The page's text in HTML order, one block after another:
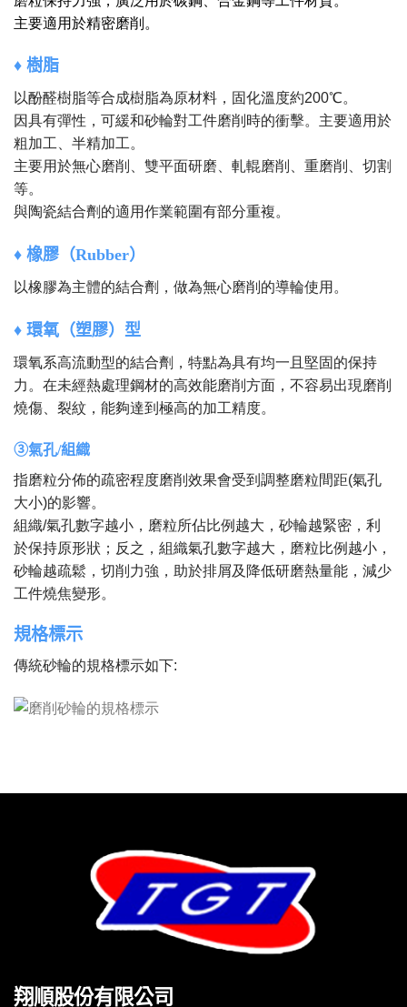
主要適用於精密磨削。
♦ 樹脂
以酚醛樹脂等合成樹脂為原材料，固化溫度約200℃。
因具有彈性，可緩和砂輪對工件磨削時的衝擊。主要適用於
粗加工、半精加工。
主要用於無心磨削、雙平面研磨、軋輥磨削、重磨削、切割
等。
與陶瓷結合劑的適用作業範圍有部分重複。
♦ 橡膠（Rubber）
以橡膠為主體的結合劑，做為無心磨削的導輪使用。
♦ 環氧（塑膠）型
環氧系高流動型的結合劑，特點為具有均一且堅固的保持
力。 在未經熱處理鋼材的高效能磨削方面，不容易出現磨削
燒傷、裂紋，能夠達到極高的加工精度。
③氣孔/組織
指磨粒分佈的疏密程度磨削效果會受到調整磨粒間距(氣孔
大小)的影響。
組織/氣孔數字越小，磨粒所佔比例越大，砂輪越緊密，利
於保持原形狀；反之，組織氣孔數字越大，磨粒比例越小，
砂輪越疏鬆，切削力強，助於排屑及降低研磨熱量能，減少
工件燒焦變形。
規格標示
傳統砂輪的規格標示如下:
翔順股份有限公司